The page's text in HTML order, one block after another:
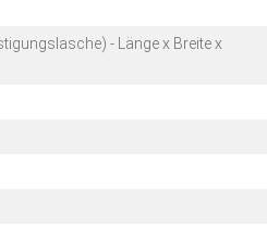
- Länge x Breite x